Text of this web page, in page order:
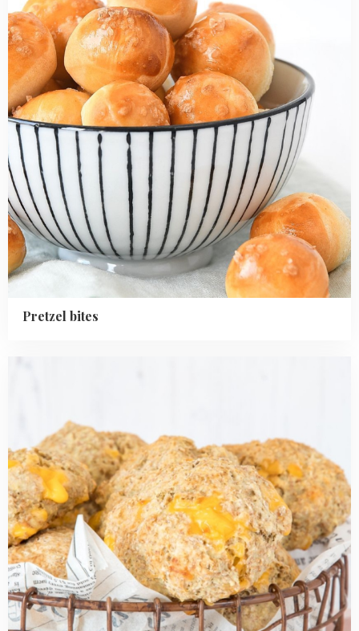
Pretzel bites
cheddar
sodabroodjes